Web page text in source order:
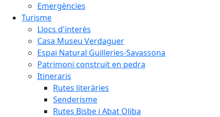
Emergències
Turisme
Llocs d'interès
Casa Museu Verdaguer
Espai Natural Guilleries-Savassona
Patrimoni construït en pedra
Itineraris
Rutes literàries
Senderisme
Rutes Bisbe i Abat Oliba